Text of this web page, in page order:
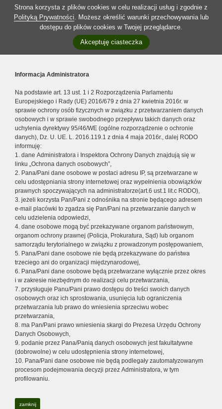
Strona korzysta z plików cookies w celu realizacji usług i zgodnie z
Polityką Prywatności. Możesz określić warunki przechowywania lub
dostępu do plików cookies w Twojej przeglądarce.
Akceptuję ciasteczka
Informacja Administratora
Na podstawie art. 13 ust. 1 i 2 Rozporządzenia Parlamentu
Europejskiego i Rady (UE) 2016/679 z dnia 27 kwietnia 2016r. w
sprawie ochrony osób fizycznych w związku z przetwarzaniem danych
osobowych i w sprawie swobodnego przepływu takich danych oraz
uchylenia dyrektywy 95/46/WE (ogólne rozporządzenie o ochronie
danych), Dz. U. UE. L. 2016.119.1 z dnia 4 maja 2016r., dalej RODO
informuję:
1. dane Administratora i Inspektora Ochrony Danych znajdują się w
linku „Ochrona danych osobowych”,
2. Pana/Pani dane osobowe w postaci adresu IP, są przetwarzane w
celu udostępniania strony internetowej oraz wypełnienia obowiązków
prawnych spoczywających na administratorze(art.6 ust.1 lit.c RODO),
3. jeżeli korzysta Pan/Pani z odnośnika na stronie będącego adresem
e-mail placówki to zgadza się Pan/Pani na przetwarzanie danych w
celu udzielenia odpowiedzi,
4. dane osobowe mogą być przekazywane organom państwowym,
organom ochrony prawnej (Policja, Prokuratura, Sąd) lub organom
samorządu terytorialnego w związku z prowadzonym postępowaniem,
5. Pana/Pani dane osobowe nie będą przekazywane do państwa
trzeciego ani do organizacji międzynarodowej,
6. Pana/Pani dane osobowe będą przetwarzane wyłącznie przez okres
i w zakresie niezbędnym do realizacji celu przetwarzania,
7. przysługuje Panu/Pani prawo dostępu do treści swoich danych
osobowych oraz ich sprostowania, usunięcia lub ograniczenia
przetwarzania lub prawo do wniesienia sprzeciwu wobec
przetwarzania,
8. ma Pan/Pani prawo wniesienia skargi do Prezesa Urzędu Ochrony
Danych Osobowych,
9. podanie przez Pana/Panią danych osobowych jest fakultatywne
(dobrowolne) w celu udostępnienia strony internetowej,
10. Pana/Pani dane osobowe nie będą podlegały zautomatyzowanym
procesom podejmowania decyzji przez Administratora, w tym
profilowaniu.
zamknij